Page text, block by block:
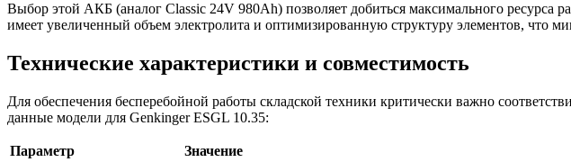
Выбор этой АКБ (аналог Classic 24V 980Ah) позволяет добиться максимального ресурса
имеет увеличенный объем электролита и оптимизированную структуру элементов, что
Технические характеристики и совместимость
Для обеспечения бесперебойной работы складской техники критически важно
данные модели для Genkinger ESGL 10.35:
Параметр
Значение